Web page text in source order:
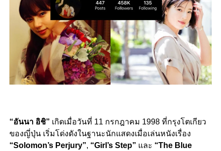
“อันนา อิชิ” เกิดเมื่อวันที่ 11 กรกฎาคม 1998 ที่กรุงโตเกียว
ของญี่ปุ่น เริ่มโด่งดังในฐานะนักแสดงเมื่อเล่นหนังเรื่อง
“Solomon’s Perjury”, “Girl’s Step” และ “The Blue